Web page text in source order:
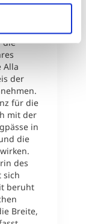
die
Alla
der
für die
mit der
in
die
des
sich
beruht
Breite,